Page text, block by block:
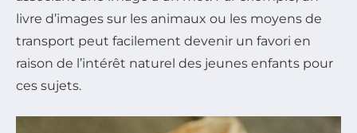
livre d’images sur les animaux ou les moyens de
transport peut facilement devenir un favori en
raison de l’intérêt naturel des jeunes enfants pour
ces sujets.